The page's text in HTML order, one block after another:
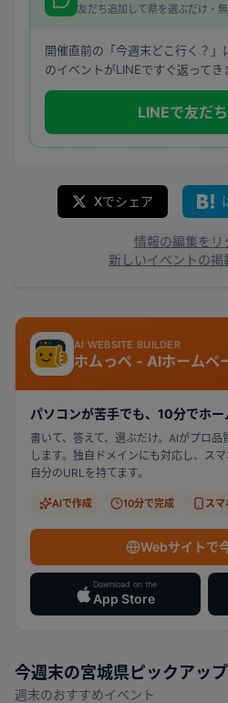
友だち追加して県を選ぶだけ・
開催直前の「今週末どこ行く？」
のイベントがLINEですぐ返ってき
LINEで友だ
Xでシェア
情報の編集をリ
新しいイベントの掲
AI WEBSITE BUILDER
ホムっぺ - AIホームペ
パソコンが苦手でも、10分でホー
書いて、答えて、選ぶだけ。AIがプロ
します。独自ドメインにも対応し、ス
自分のURLを持てます。
AIで作成 10分で完成 スマ
Webサイトで
Download on the
App Store
今週末の宮城県 ピックアップ
週末のおすすめイベント